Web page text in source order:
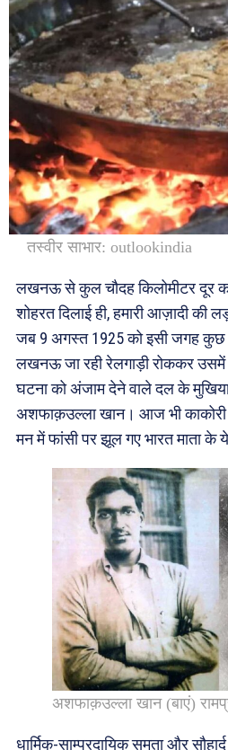
तस्वीर साभार: outlookindia
लखनऊ से कुल चौदह किलोमीटर दूर
शोहरत दिलाई ही, हमारी आज़ादी की
जब 9 अगस्त 1925 को इसी जगह कुछ
लखनऊ जा रही रेलगाड़ी रोककर
घटना को अंजाम देने वाले दल के मुखिया
अशफाक़उल्ला खान। आज भी काकोरी
मन में फांसी पर झूल गए भारत माता के
अशफाक़उल्ला खान (बाएं)
धार्मिक-साम्प्रदायिक समता और